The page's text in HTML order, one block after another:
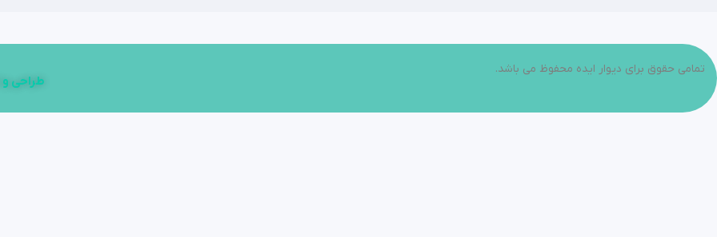
تمامی حقوق برای دیوار ایده محفوظ می باشد.
طراحی